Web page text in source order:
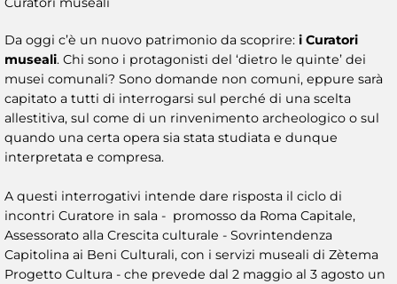
Da oggi c’è un nuovo patrimonio da scoprire: i Curatori
museali. Chi sono i protagonisti del ‘dietro le quinte’ dei
musei comunali? Sono domande non comuni, eppure sarà
capitato a tutti di interrogarsi sul perché di una scelta
allestitiva, sul come di un rinvenimento archeologico o sul
quando una certa opera sia stata studiata e dunque
interpretata e compresa.
A questi interrogativi intende dare risposta il ciclo di
incontri Curatore in sala - promosso da Roma Capitale,
Assessorato alla Crescita culturale - Sovrintendenza
Capitolina ai Beni Culturali, con i servizi museali di Zètema
Progetto Cultura - che prevede dal 2 maggio al 3 agosto un